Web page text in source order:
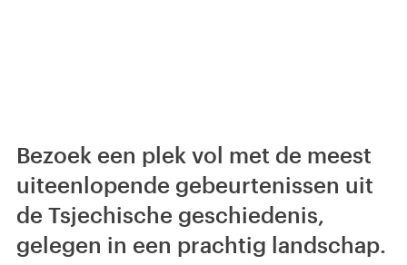
Bezoek een plek vol met de meest
uiteenlopende gebeurtenissen uit
de Tsjechische geschiedenis,
gelegen in een prachtig landschap.